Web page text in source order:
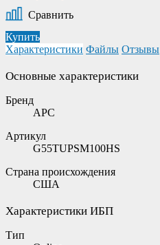
Сравнить
Купить
Характеристики Файлы Отзывы
Основные характеристики
Бренд
APC
Артикул
G55TUPSM100HS
Страна происхождения
США
Характеристики ИБП
Тип